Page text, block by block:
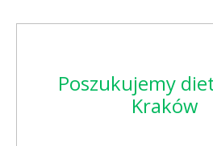
Poszukujemy
Kraków